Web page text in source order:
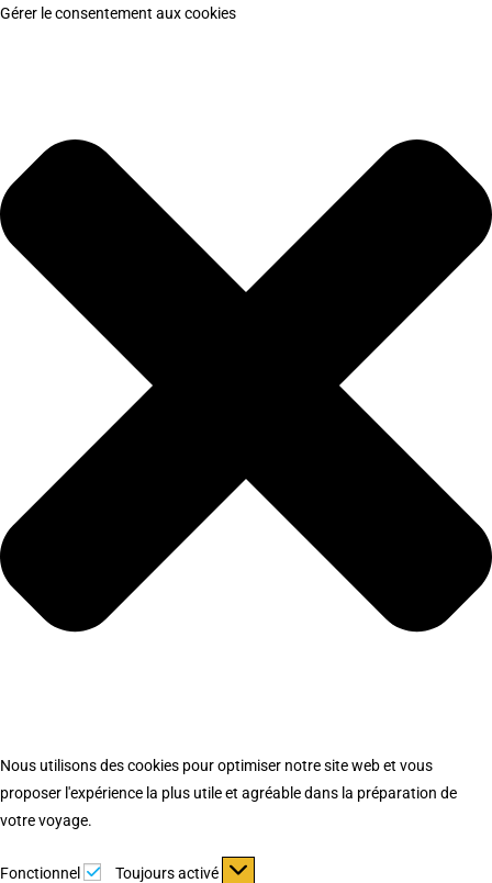
Gérer le consentement aux cookies
Nous utilisons des cookies pour optimiser notre site web et vous
proposer l'expérience la plus utile et agréable dans la préparation de
votre voyage.
Fonctionnel Fonctionnel
Toujours activé